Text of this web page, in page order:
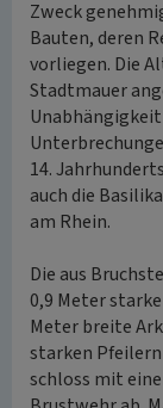
Zweck
Bauten, deren
vorliegen. Die
Stadtmauer
14.
auch die
am Rhein.
Die aus
0,9 Meter
Meter breite
starken
schloss mit